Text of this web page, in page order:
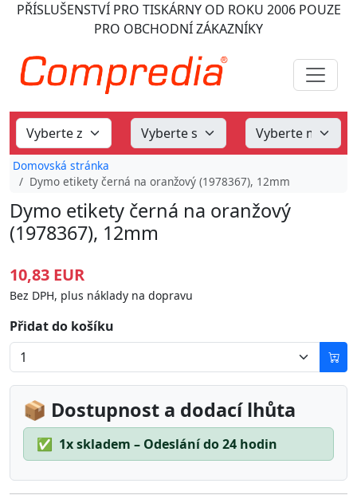
PŘÍSLUŠENSTVÍ PRO TISKÁRNY OD ROKU 2006POUZE
PRO OBCHODNÍ ZÁKAZNÍKY
Domovská stránka
Dymo etikety černá na oranžový (1978367), 12mm
Dymo etikety černá na oranžový
(1978367), 12mm
10,83 EUR
Bez DPH, plus náklady na dopravu
Přidat do košíku
📦 Dostupnost a dodací lhůta
✅ 1x skladem – Odeslání do 24 hodin